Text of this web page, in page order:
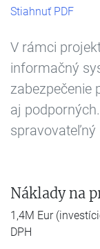
Stiahnuť PDF
V rámci
informačný
zabezpečenie
aj
spravovateľný
Náklady na
1,4M Eur
DPH